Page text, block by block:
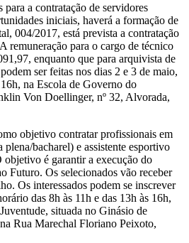
para a contratação de servidores
iniciais, haverá a formação de
004/2017, está prevista a contratação
remuneração para o cargo de técnico
enquanto que para arquivista de
ser feitas nos dias 2 e 3 de maio,
na Escola de Governo do
Von Doellinger, nº 32, Alvorada,
objetivo contratar profissionais em
bacharel) e assistente esportivo
é garantir a execução do
Futuro. Os selecionados vão receber
Os interessados podem se inscrever
das 8h às 11h e das 13h às 16h,
situada no Ginásio de
Rua Marechal Floriano Peixoto,